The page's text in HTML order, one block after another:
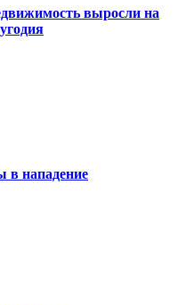
выросли на
в нападение